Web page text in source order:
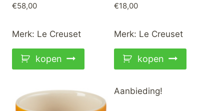
€58,00
Merk: Le Creuset
kopen
€18,00
Merk: Le Creuset
kopen
Aanbieding!